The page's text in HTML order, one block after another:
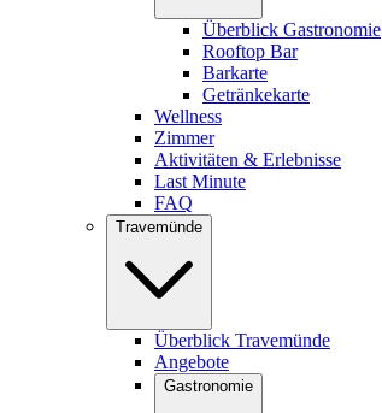
Überblick Gastronomie
Rooftop Bar
Barkarte
Getränkekarte
Wellness
Zimmer
Aktivitäten & Erlebnisse
Last Minute
FAQ
Travemünde
Überblick Travemünde
Angebote
Gastronomie